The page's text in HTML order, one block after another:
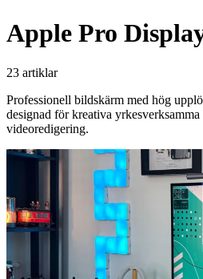
Apple Pro
23 artiklar
Professionell bildskärm med hög
designad för kreativa
videoredigering.